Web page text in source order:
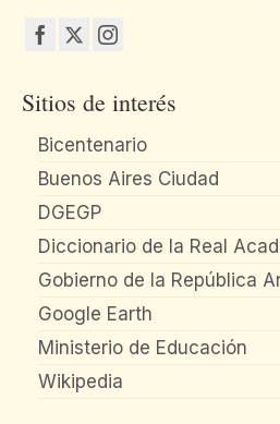
Sitios de interés
Bicentenario
Buenos Aires Ciudad
DGEGP
Diccionario de la Real
Gobierno de la República
Google Earth
Ministerio de Educación
Wikipedia